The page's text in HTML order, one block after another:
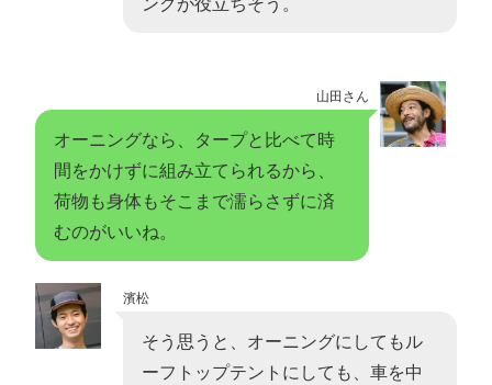
山田さん
オーニングなら、タープと比べて時
間をかけずに組み立てられるから、
荷物も身体もそこまで濡らさずに済
むのがいいね。
濱松
そう思うと、オーニングにしてもル
ーフトップテントにしても、車を中